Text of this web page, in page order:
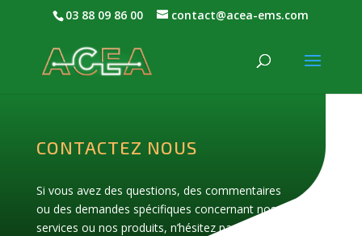
03 88 09 86 00 contact@acea-ems.com
CONTACTEZ NOUS
Si vous avez des questions, des commentaires
ou des demandes spécifiques concernant nos
services ou nos produits, n’hésitez pas à nous